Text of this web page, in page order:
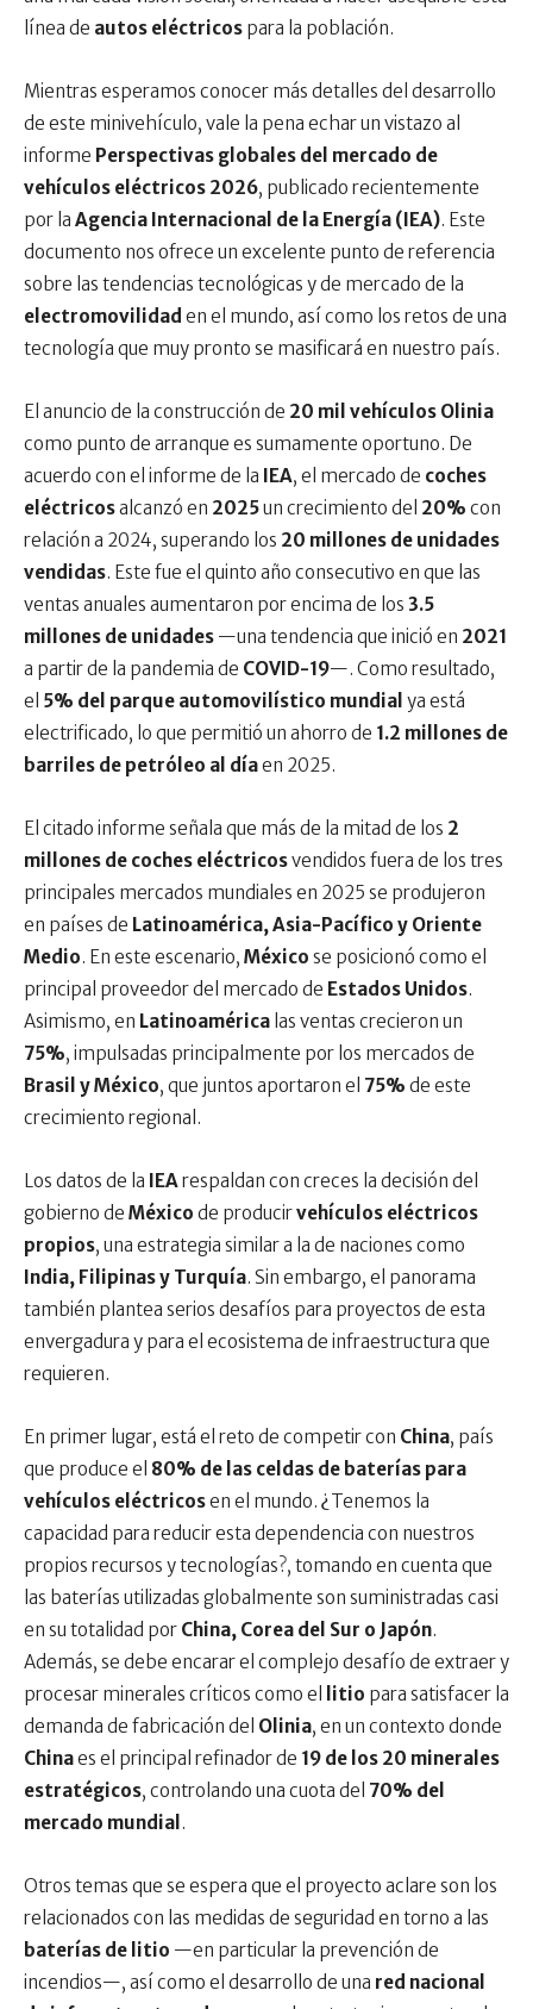
línea de autos eléctricos para la población.
Mientras esperamos conocer más detalles del desarrollo
de este minivehículo, vale la pena echar un vistazo al
informe Perspectivas globales del mercado de
vehículos eléctricos 2026, publicado recientemente
por la Agencia Internacional de la Energía (IEA). Este
documento nos ofrece un excelente punto de referencia
sobre las tendencias tecnológicas y de mercado de la
electromovilidad en el mundo, así como los retos de una
tecnología que muy pronto se masificará en nuestro país.
El anuncio de la construcción de 20 mil vehículos Olinia
como punto de arranque es sumamente oportuno. De
acuerdo con el informe de la
IEA, el mercado de coches
eléctricosalcanzó en 2025un crecimiento del 20% con
relación a 2024, superando los 20 millones de unidades
vendidas. Este fue el quinto año consecutivo en que las
ventas anuales aumentaron por encima de los 3.5
millones de unidades —una tendencia que inició en 2021
a partir de la pandemia de COVID-19—. Como resultado,
el 5% del parque automovilístico mundial ya está
electrificado, lo que permitió un ahorro de 1.2 millones de
barriles de petróleo al díaen 2025.
El citado informe señala que más de la mitad de los 2
millones de coches eléctricosvendidos fuera de los tres
principales mercados mundiales en 2025 se produjeron
en países de Latinoamérica, Asia-Pacífico y Oriente
Medio. En este escenario, México se posicionó como el
principal proveedor del mercado de Estados Unidos.
Asimismo, en Latinoamérica las ventas crecieron un
75%, impulsadas principalmente por los mercados de
Brasil y México, que juntos aportaron el 75% de este
crecimiento regional.
Los datos de la IEArespaldan con creces la decisión del
gobierno de México de producirvehículos eléctricos
propios, una estrategia similar a la de naciones como
India, Filipinas y Turquía. Sin embargo, el panorama
también plantea serios desafíos para proyectos de esta
envergadura y para el ecosistema de infraestructura que
requieren.
En primer lugar, está el reto de competir con China, país
que produce el 80% de las celdas de baterías para
vehículos eléctricosen el mundo. ¿Tenemos la
capacidad para reducir esta dependencia con nuestros
propios recursos y tecnologías?, tomando en cuenta que
las baterías utilizadas globalmente son suministradas casi
en su totalidad por China, Corea del Sur o Japón.
Además, se debe encarar el complejo desafío de extraer y
procesar minerales críticos como el
litio para satisfacer la
demanda de fabricación del Olinia, en un contexto donde
Chinaes el principal refinador de 19 de los 20 minerales
estratégicos, controlando una cuota del 70% del
mercado mundial .
Otros temas que se espera que el proyecto aclare son los
relacionados con las medidas de seguridad en torno a las
baterías de litio —en particular la prevención de
incendios—, así como el desarrollo de una red nacional